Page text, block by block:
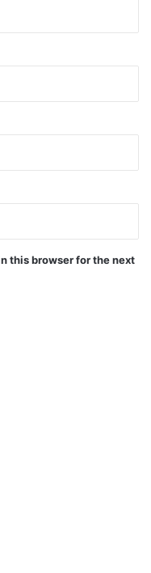
this browser for the next